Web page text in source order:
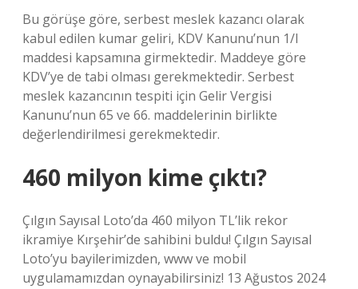
Bu görüşe göre, serbest meslek kazancı olarak
kabul edilen kumar geliri, KDV Kanunu’nun 1/I
maddesi kapsamına girmektedir. Maddeye göre
KDV’ye de tabi olması gerekmektedir. Serbest
meslek kazancının tespiti için Gelir Vergisi
Kanunu’nun 65 ve 66. maddelerinin birlikte
değerlendirilmesi gerekmektedir.
460 milyon kime çıktı?
Çılgın Sayısal Loto’da 460 milyon TL’lik rekor
ikramiye Kırşehir’de sahibini buldu! Çılgın Sayısal
Loto’yu bayilerimizden, www ve mobil
uygulamamızdan oynayabilirsiniz! 13 Ağustos 2024